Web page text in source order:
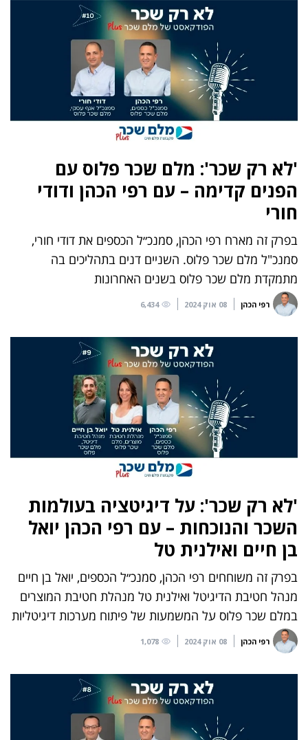
'לא רק שכר': מלם שכר פלוס עם
הפנים קדימה – עם רפי הכהן ודודי
חורי
בפרק זה מארח רפי הכהן, סמנכ״ל הכספים את דודי חורי,
סמנכ"ל מלם שכר פלוס. השניים דנים בתהליכים בה
מתמקדת מלם שכר פלוס בשנים האחרונות
רפי הכהן 08 אוק 2024 6,434
'לא רק שכר': על דיגיטציה בעולמות
השכר והנוכחות – עם רפי הכהן יואל
בן חיים ואילנית טל
בפרק זה משוחחים רפי הכהן, סמנכ״ל הכספים, יואל בן חיים
מנהל חטיבת הדיגיטל ואילנית טל מנהלת חטיבת המוצרים
במלם שכר פלוס על המשמעות של פיתוח מערכות דיגיטליות
רפי הכהן 08 אוק 2024 1,078